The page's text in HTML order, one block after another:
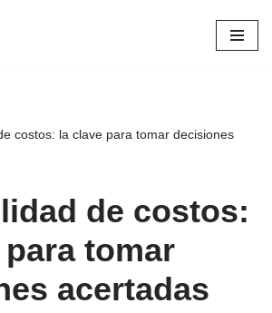
costos: la clave para tomar decisiones
de costos:
tomar
acertadas